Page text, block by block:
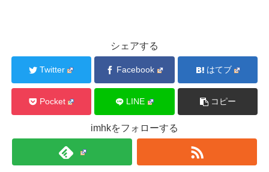
シェアする
Twitter Facebook はてブ
Pocket LINE コピー
imhkをフォローする